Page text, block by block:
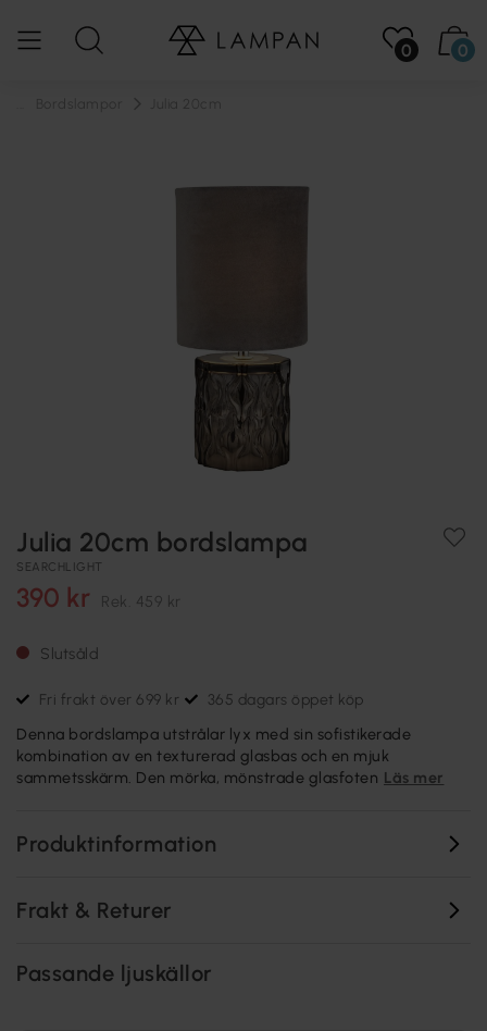
0 0
Julia 20cm bordslampa
SEARCHLIGHT
390 kr Rek. 459 kr
Slutsåld
Fri frakt över 699 kr 365 dagars öppet köp
Denna bordslampa utstrålar lyx med sin sofistikerade
kombination av en texturerad glasbas och en mjuk
sammetsskärm. Den mörka, mönstrade glasfoten Läs mer
Produktinformation
Frakt & Returer
Passande ljuskällor